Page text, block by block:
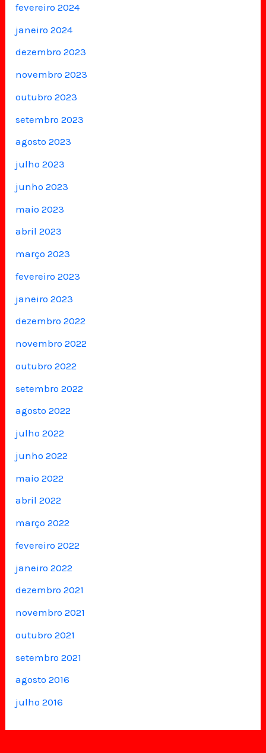
fevereiro 2024
janeiro 2024
dezembro 2023
novembro 2023
outubro 2023
setembro 2023
agosto 2023
julho 2023
junho 2023
maio 2023
abril 2023
março 2023
fevereiro 2023
janeiro 2023
dezembro 2022
novembro 2022
outubro 2022
setembro 2022
agosto 2022
julho 2022
junho 2022
maio 2022
abril 2022
março 2022
fevereiro 2022
janeiro 2022
dezembro 2021
novembro 2021
outubro 2021
setembro 2021
agosto 2016
julho 2016